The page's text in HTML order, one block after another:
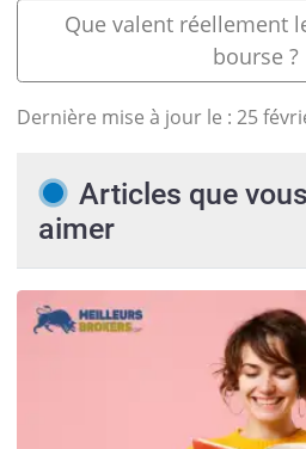
Que valent réellement
bourse ?
Dernière mise à jour le : 25
Articles que
aimer